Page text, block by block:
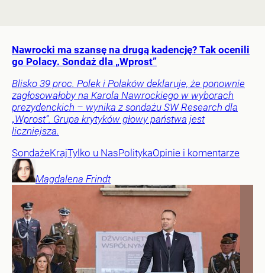
Nawrocki ma szansę na drugą kadencję? Tak ocenili
go Polacy. Sondaż dla „Wprost”
Blisko 39 proc. Polek i Polaków deklaruje, że ponownie
zagłosowałoby na Karola Nawrockiego w wyborach
prezydenckich – wynika z sondażu SW Research dla
„Wprost”. Grupa krytyków głowy państwa jest
liczniejsza.
SondażeKrajTylko u NasPolitykaOpinie i komentarze
Magdalena Frindt